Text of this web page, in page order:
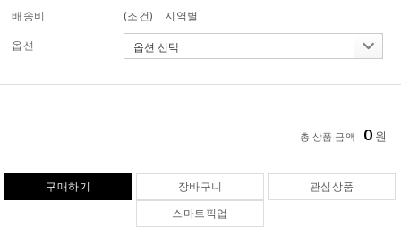
배송비 (조건) 지역별
옵션
총 상품 금액 0 원
구매하기 장바구니
관심상품
스마트픽업